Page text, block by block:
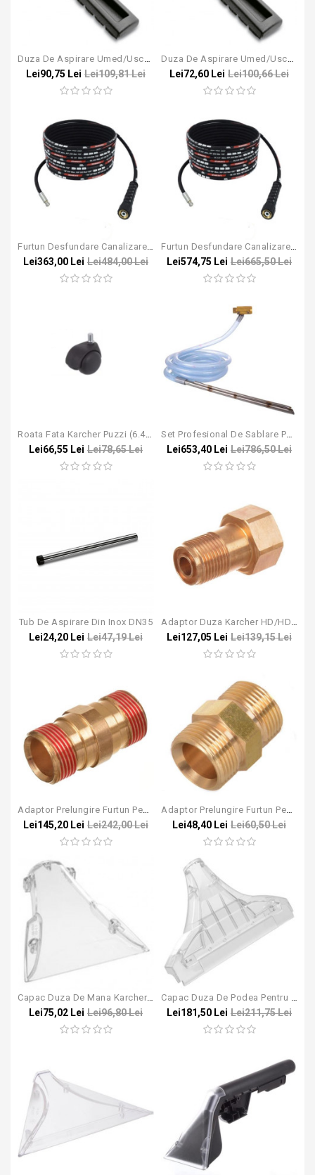
Duza De Aspirare Umed/uscat Pentru Aspiratoarele Karcher NT
Lei90,75 Lei Lei109,81 Lei
Duza De Aspirare Umed/uscat Pentru Aspiratoarele Karcher WD / NT
Lei72,60 Lei Lei100,66 Lei
Furtun Desfundare Canalizare 20m Pentru Karcher HD / HDS
Lei363,00 Lei Lei484,00 Lei
Furtun Desfundare Canalizare 20m Pentru Karcher HD / HDS - Easy Lock
Lei574,75 Lei Lei665,50 Lei
Roata Fata Karcher Puzzi (6.435-039.0)
Lei66,55 Lei Lei78,65 Lei
Set Profesional De Sablare Pentru Aparatele Karcher HD/HDS
Lei653,40 Lei Lei786,50 Lei
Tub De Aspirare Din Inox DN35
Lei24,20 Lei Lei47,19 Lei
Adaptor Duza Karcher HD/HDS Easy!Lock - M18
Lei127,05 Lei Lei139,15 Lei
Adaptor Prelungire Furtun Pentru Karcher - Easy!Lock
Lei145,20 Lei Lei242,00 Lei
Adaptor Prelungire Furtun Pentru Karcher - M22x1.5
Lei48,40 Lei Lei60,50 Lei
Capac Duza De Mana Karcher Puzzi 8/10
Lei75,02 Lei Lei96,80 Lei
Capac Duza De Podea Pentru Puzzi 8/1 , 10/1
Lei181,50 Lei Lei211,75 Lei